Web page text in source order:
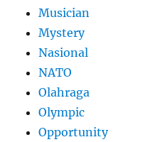
Musician
Mystery
Nasional
NATO
Olahraga
Olympic
Opportunity